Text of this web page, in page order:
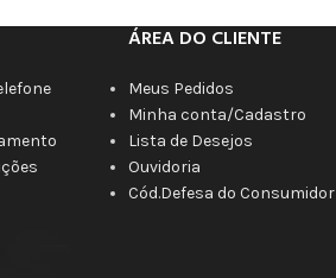
ÁREA DO CLIENTE
Meus Pedidos
Minha conta/Cadastro
Lista de Desejos
Ouvidoria
Cód.Defesa do Consumidor